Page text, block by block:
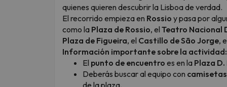
quienes quieren descubrir la Lisboa de verdad.
El recorrido empieza en Rossio y pasa por
como la Plaza de Rossio, el Teatro Nacional
Plaza de Figueira, el Castillo de São Jorge,
Información importante sobre la actividad:
El punto de encuentro es en la Plaza
Deberás buscar al equipo con
de la plaza.